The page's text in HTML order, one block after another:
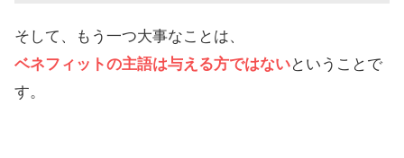
そして、もう一つ大事なことは、
ベネフィットの主語は与える方ではないということで
す。